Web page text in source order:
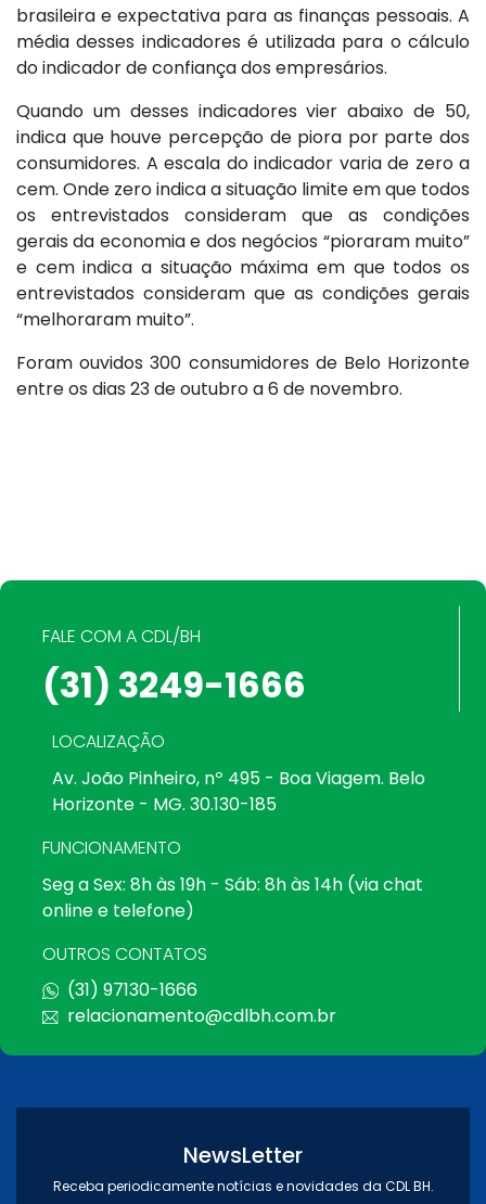
brasileira e expectativa para as finanças pessoais. A
média desses indicadores é utilizada para o cálculo
do indicador de confiança dos empresários.
Quando um desses indicadores vier abaixo de 50,
indica que houve percepção de piora por parte dos
consumidores. A escala do indicador varia de zero a
cem. Onde zero indica a situação limite em que todos
os entrevistados consideram que as condições
gerais da economia e dos negócios “pioraram muito”
e cem indica a situação máxima em que todos os
entrevistados consideram que as condições gerais
“melhoraram muito”.
Foram ouvidos 300 consumidores de Belo Horizonte
entre os dias 23 de outubro a 6 de novembro.
FALE COM A CDL/BH
(31) 3249-1666
LOCALIZAÇÃO
Av. João Pinheiro, nº 495 - Boa Viagem. Belo
Horizonte - MG. 30.130-185
FUNCIONAMENTO
Seg a Sex: 8h às 19h - Sáb: 8h às 14h (via chat
online e telefone)
OUTROS CONTATOS
(31) 97130-1666
relacionamento@cdlbh.com.br
NewsLetter
Receba periodicamente notícias e novidades da CDL BH.